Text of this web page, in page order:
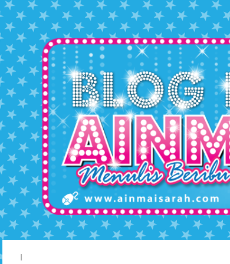
Skip to content
I